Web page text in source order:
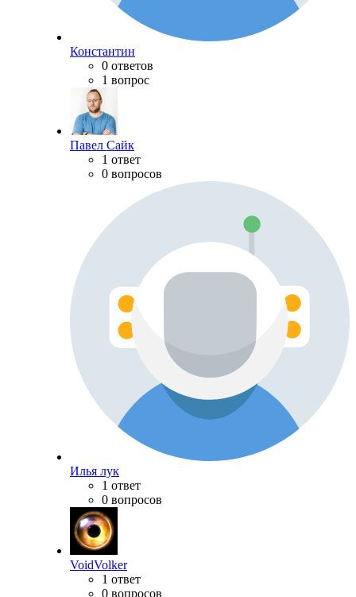
Константин
0 ответов
1 вопрос
Павел Сайк
1 ответ
0 вопросов
Илья лук
1 ответ
0 вопросов
VoidVolker
1 ответ
0 вопросов